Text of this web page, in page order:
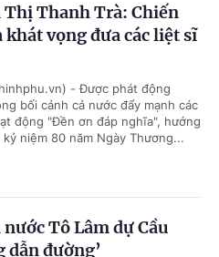
Thanh Trà: Chiến
vọng đưa các liệt sĩ
- Được phát động
bối cảnh cả nước đẩy mạnh các
động "Đền ơn đáp nghĩa", hướng
kỷ niệm 80 năm Ngày Thương...
Tô Lâm dự Cầu
dẫn đường’